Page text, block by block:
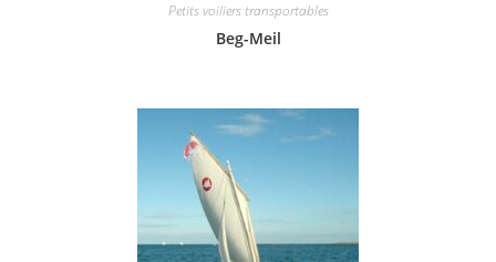
Petits voiliers transportables
Beg-Meil